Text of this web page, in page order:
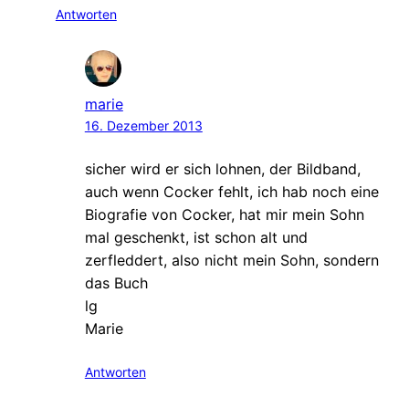
Antworten
marie
16. Dezember 2013
sicher wird er sich lohnen, der Bildband,
auch wenn Cocker fehlt, ich hab noch eine
Biografie von Cocker, hat mir mein Sohn
mal geschenkt, ist schon alt und
zerfleddert, also nicht mein Sohn, sondern
das Buch
lg
Marie
Antworten